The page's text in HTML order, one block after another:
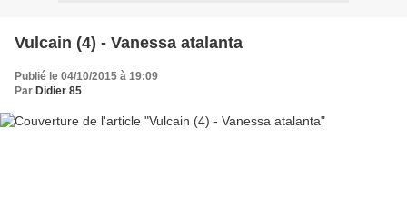
Vulcain (4) - Vanessa atalanta
Publié le 04/10/2015 à 19:09
Par Didier 85